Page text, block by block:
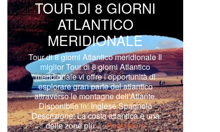
TOUR DI 8 GIORNI
ATLANTICO
MERIDIONALE
Tour di 8 giorni Atlantico meridionale Il
miglior Tour di 8 giorni Atlantico
meridionale vi offre l’opportunità di
esplorare gran parte del atlantico
attraverso le montagne dell’Atlante.
Disponibile in: Inglese Spagnolo
Descrizione: La costa atlantica è una
delle zone più …Read More